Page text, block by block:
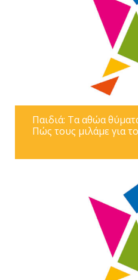
Παιδιά: Τα αθώα
Πώς τους μιλάμε για